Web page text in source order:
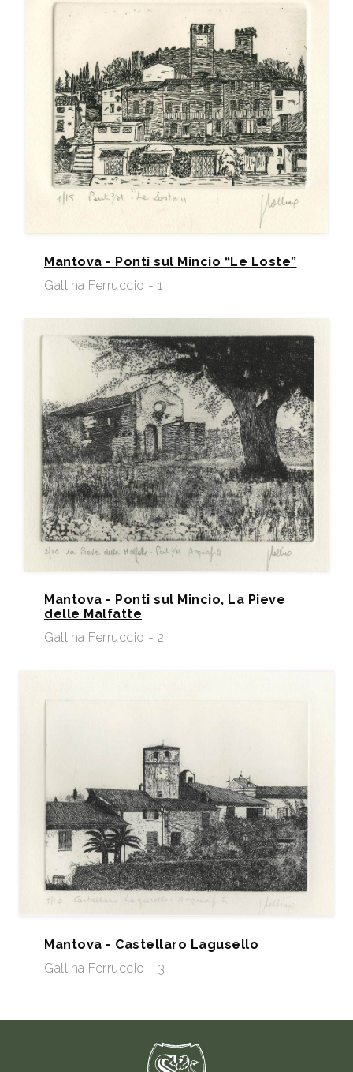
Mantova - Ponti sul Mincio “Le Loste”
Gallina Ferruccio - 1
Mantova - Ponti sul Mincio, La Pieve
delle Malfatte
Gallina Ferruccio - 2
Mantova - Castellaro Lagusello
Gallina Ferruccio - 3